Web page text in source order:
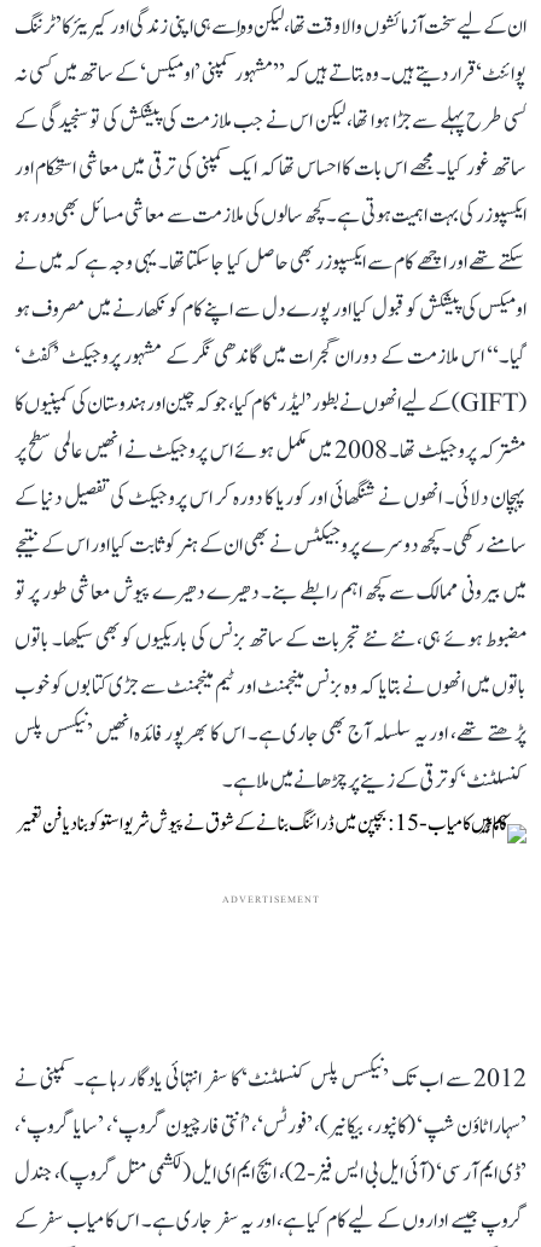
ان کے لیے سخت آزمائشوں والا وقت تھا، لیکن وہ اِسے ہی اپنی زندگی اور کیریئر کا ’ٹرننگ
پوائنٹ‘ قرار دیتے ہیں۔ وہ بتاتے ہیں کہ ’’مشہور کمپنی ’اومیکس‘ کے ساتھ میں کسی نہ
کسی طرح پہلے سے جڑا ہوا تھا، لیکن اس نے جب ملازمت کی پیشکش کی تو سنجیدگی کے
ساتھ غور کیا۔ مجھے اس بات کا احساس تھا کہ ایک کمپنی کی ترقی میں معاشی استحکام اور
ایکسپوزر کی بہت اہمیت ہوتی ہے۔ کچھ سالوں کی ملازمت سے معاشی مسائل بھی دور ہو
سکتے تھے اور اچھے کام سے ایکسپوزر بھی حاصل کیا جا سکتا تھا۔ یہی وجہ ہے کہ میں نے
اومیکس کی پیشکش کو قبول کیا اور پورے دل سے اپنے کام کو نکھارنے میں مصروف ہو
گیا۔‘‘ اس ملازمت کے دوران گجرات میں گاندھی نگر کے مشہور پروجیکٹ ’گفٹ‘
(GIFT) کے لیے انھوں نے بطور ’لیڈر‘ کام کیا، جو کہ چین اور ہندوستان کی کمپنیوں کا
مشترکہ پروجیکٹ تھا۔ 2008 میں مکمل ہوئے اس پروجیکٹ نے انھیں عالمی سطح پر
پہچان دلائی۔ انھوں نے شنگھائی اور کوریا کا دورہ کر اس پروجیکٹ کی تفصیل دنیا کے
سامنے رکھی۔ کچھ دوسرے پروجیکٹس نے بھی ان کے ہنر کو ثابت کیا اور اس کے نتیجے
میں بیرونی ممالک سے کچھ اہم رابطے بنے۔ دھیرے دھیرے پیوش معاشی طور پر تو
مضبوط ہوئے ہی، نئے نئے تجربات کے ساتھ بزنس کی باریکیوں کو بھی سیکھا۔ باتوں
باتوں میں انھوں نے بتایا کہ وہ بزنس مینجمنٹ اور ٹیم مینجمنٹ سے جڑی کتابوں کو خوب
پڑھتے تھے، اور یہ سلسلہ آج بھی جاری ہے۔ اس کا بھرپور فائدہ انھیں ’نیکسس پلس
کنسلٹنٹ‘ کو ترقی کے زینے پر چڑھانے میں ملا ہے۔
ADVERTISEMENT
2012 سے اب تک ’نیکسس پلس کنسلٹنٹ‘ کا سفر انتہائی یادگار رہا ہے۔ کمپنی نے
’سہارا ٹاؤن شپ‘ (کانپور، بیکانیر)، ’فورٹس‘، ’اُنتی فارچیون گروپ‘، ’سایا گروپ‘،
’ڈی ایم آر سی‘ (آئی ایل بی ایس فیز-2)، ایچ ایم ای ایل (لکشمی متل گروپ)، جندل
گروپ جیسے اداروں کے لیے کام کیا ہے، اور یہ سفر جاری ہے۔ اس کامیاب سفر کے